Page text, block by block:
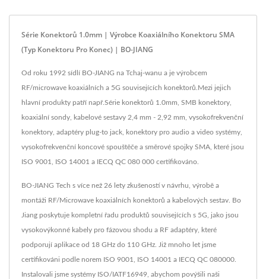
Série Konektorů 1.0mm | Výrobce Koaxiálního Konektoru SMA
(typ Konektoru Pro Konec) | BO-JIANG
Od roku 1992 sídlí BO-JIANG na Tchaj-wanu a je výrobcem
RF/microwave koaxiálních a 5G souvisejících konektorů.Mezi jejich
hlavní produkty patří např.Série konektorů 1.0mm, SMB konektory,
koaxiální sondy, kabelové sestavy 2,4 mm - 2,92 mm, vysokofrekvenční
konektory, adaptéry plug-to jack, konektory pro audio a video systémy,
vysokofrekvenční koncové spouštěče a směrové spojky SMA, které jsou
ISO 9001, ISO 14001 a IECQ QC 080 000 certifikováno.
BO-JIANG Tech s více než 26 lety zkušeností v návrhu, výrobě a
montáži RF/Microwave koaxiálních konektorů a kabelových sestav. Bo
Jiang poskytuje kompletní řadu produktů souvisejících s 5G, jako jsou
vysokovýkonné kabely pro fázovou shodu a RF adaptéry, které
podporují aplikace od 18 GHz do 110 GHz. Již mnoho let jsme
certifikováni podle norem ISO 9001, ISO 14001 a IECQ QC 080000.
Instalovali jsme systémy ISO/IATF16949, abychom povýšili naši